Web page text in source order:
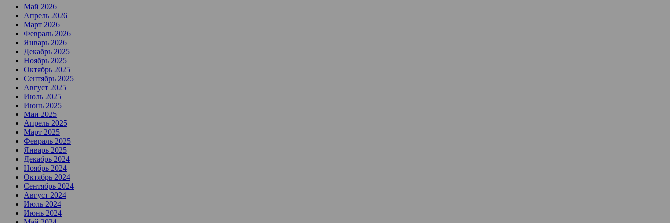
Май 2026
Апрель 2026
Март 2026
Февраль 2026
Январь 2026
Декабрь 2025
Ноябрь 2025
Октябрь 2025
Сентябрь 2025
Август 2025
Июль 2025
Июнь 2025
Май 2025
Апрель 2025
Март 2025
Февраль 2025
Январь 2025
Декабрь 2024
Ноябрь 2024
Октябрь 2024
Сентябрь 2024
Август 2024
Июль 2024
Июнь 2024